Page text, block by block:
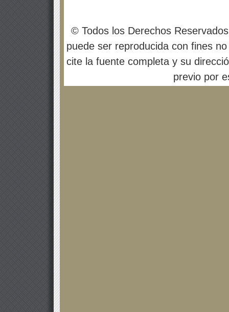
© Todos los Derechos
puede ser reproducida con fines
cite la fuente completa y su
previo por